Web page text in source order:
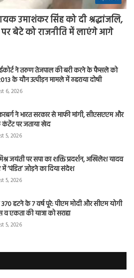
उमाशंकर सिंह को दी श्रद्धांजलि,
बेटे को राजनीति में लाएंगे आगे
ने तरुण तेजपाल की बरी करने के फैसले को
के यौन उत्पीड़न मामले में ठहराया दोषी
6, 2026
ने भारत सरकार से माफी मांगी, सीएसएएम और
पर जताया खेद
5, 2026
जयंती पर सपा का शक्ति प्रदर्शन, अखिलेश यादव
में ‘पंडित’ जोड़ने का दिया संदेश
5, 2026
हटने के 7 वर्ष पूरे: पीएम मोदी और सीएम योगी
व एकता की यात्रा को सराहा
5, 2026